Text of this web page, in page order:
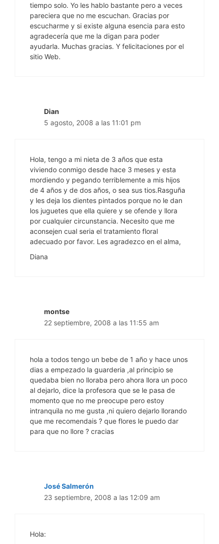
tiempo solo. Yo les hablo bastante pero a veces
pareciera que no me escuchan. Gracias por
escucharme y si existe alguna esencia para esto
agradecería que me la digan para poder
ayudarla. Muchas gracias. Y felicitaciones por el
sitio Web.
Dian
5 agosto, 2008 a las 11:01 pm
Hola, tengo a mi nieta de 3 años que esta
viviendo conmigo desde hace 3 meses y esta
mordiendo y pegando terriblemente a mis hijos
de 4 años y de dos años, o sea sus tios.Rasguña
y les deja los dientes pintados porque no le dan
los juguetes que ella quiere y se ofende y llora
por cualquier circunstancia. Necesito que me
aconsejen cual seria el tratamiento floral
adecuado por favor. Les agradezco en el alma,
Diana
montse
22 septiembre, 2008 a las 11:55 am
hola a todos tengo un bebe de 1 año y hace unos
dias a empezado la guarderia ,al principio se
quedaba bien no lloraba pero ahora llora un poco
al dejarlo, dice la profesora que se le pasa de
momento que no me preocupe pero estoy
intranquila no me gusta ,ni quiero dejarlo llorando
que me recomendais ? que flores le puedo dar
para que no llore ? cracias
José Salmerón
23 septiembre, 2008 a las 12:09 am
Hola: